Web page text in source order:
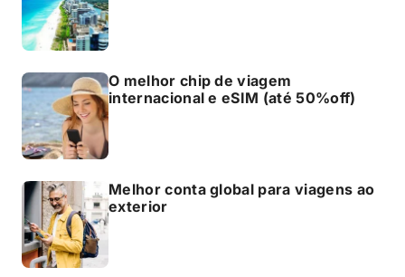
O melhor chip de viagem
internacional e eSIM (até 50%off)
Melhor conta global para viagens ao
exterior